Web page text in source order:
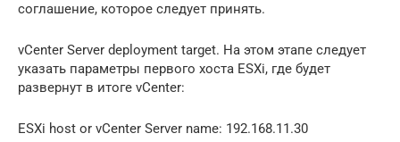
соглашение, которое следует принять.
vCenter Server deployment target. На этом этапе следует
указать параметры первого хоста ESXi, где будет
развернут в итоге vCenter:
ESXi host or vCenter Server name: 192.168.11.30